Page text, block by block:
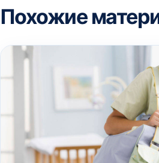
Похожие